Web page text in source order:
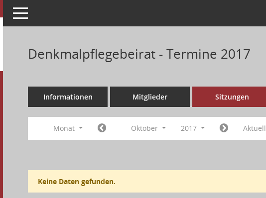
Toggle navigation
Denkmalpflegebeirat - Termine 2017
Informationen Mitglieder Sitzungen
Monat Oktober 2017 Aktuell
Keine Daten gefunden.